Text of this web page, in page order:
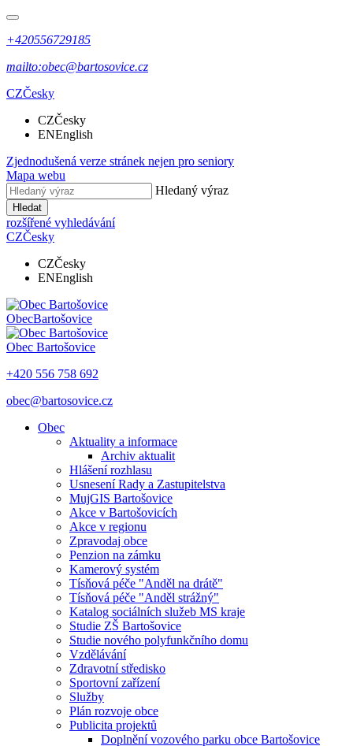
+420556729185
mailto:obec@bartosovice.cz
CZČesky
CZČesky
ENEnglish
Zjednodušená verze stránek nejen pro seniory
Mapa webu
Hledaný výraz
Hledat
rozšířené vyhledávání
CZČesky
CZČesky
ENEnglish
ObecBartošovice
Obec Bartošovice
+420 556 758 692
obec@bartosovice.cz
Obec
Aktuality a informace
Archiv aktualit
Hlášení rozhlasu
Usnesení Rady a Zastupitelstva
MujGIS Bartošovice
Akce v Bartošovicích
Akce v regionu
Zpravodaj obce
Penzion na zámku
Kamerový systém
Tísňová péče "Anděl na drátě"
Tísňová péče "Anděl strážný"
Katalog sociálních služeb MS kraje
Studie ZŠ Bartošovice
Studie nového polyfunkčního domu
Vzdělávání
Zdravotní středisko
Sportovní zařízení
Služby
Plán rozvoje obce
Publicita projektů
Doplnění vozového parku obce Bartošovice